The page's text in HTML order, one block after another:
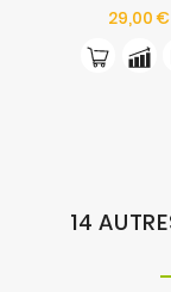
29,00 €
14